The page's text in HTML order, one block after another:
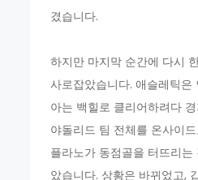
겼습니다.
하지만 마지막 순간에 다시
사로잡았습니다. 애슬레틱은
아는 백힐로 클리어하려다
야돌리드 팀 전체를 온사이
플라노가 동점골을 터뜨리
았습니다. 상황은 바뀌었고,